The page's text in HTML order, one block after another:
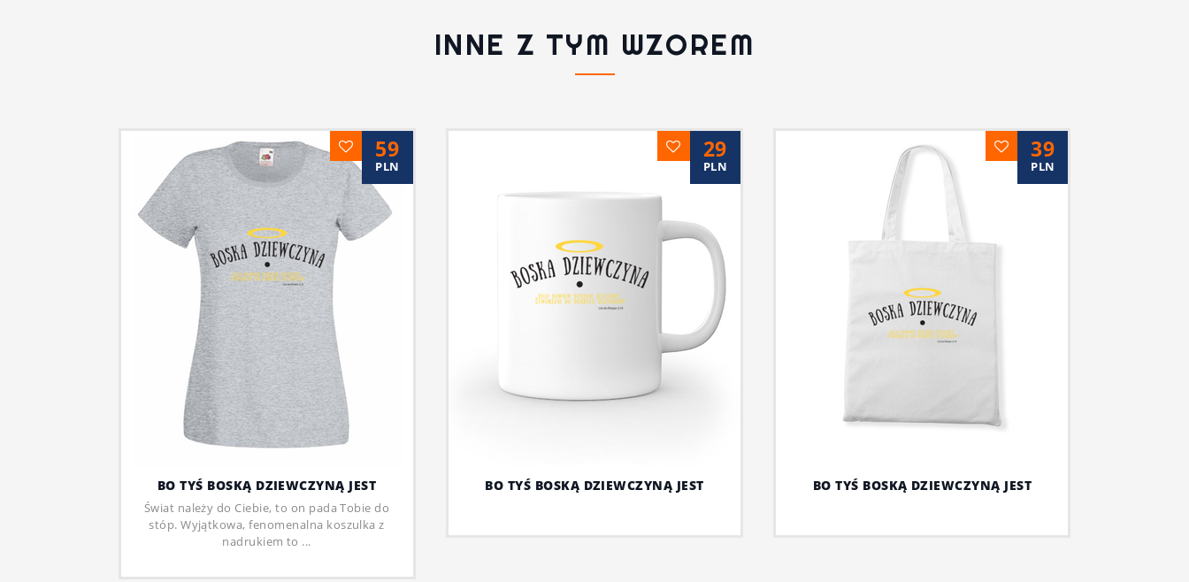
INNE Z TYM WZOREM
59
PLN
BO TYŚ BOSKĄ DZIEWCZYNĄ JEST
Świat należy do Ciebie, to on pada Tobie do
stóp. Wyjątkowa, fenomenalna koszulka z
nadrukiem to ...
29
PLN
BO TYŚ BOSKĄ DZIEWCZYNĄ JEST
39
PLN
BO TYŚ BOSKĄ DZIEWCZYNĄ JEST